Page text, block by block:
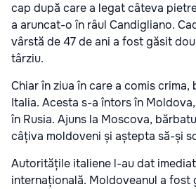
cap după care a legat câteva
a aruncat-o în râul Candigliano.
vârstă de 47 de ani a fost găsit
târziu.
Chiar în ziua în care a comis
Italia. Acesta s-a întors în
în Rusia. Ajuns la Moscova,
câțiva moldoveni și aștepta să-și
Autoritățile italiene l-au dat
internațională. Moldoveanul a fost